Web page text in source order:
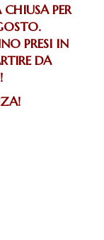
PER
PRESI IN
DA